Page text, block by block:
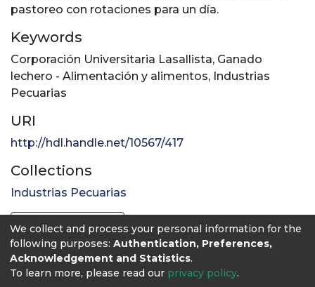
pastoreo con rotaciones para un día.
Keywords
Corporación Universitaria Lasallista, Ganado
lechero - Alimentación y alimentos, Industrias
Pecuarias
URI
http://hdl.handle.net/10567/417
Collections
Industrias Pecuarias
Full item page
We collect and process your personal information for the
following purposes: Authentication, Preferences,
Acknowledgement and Statistics.
To learn more, please read our privacy policy.